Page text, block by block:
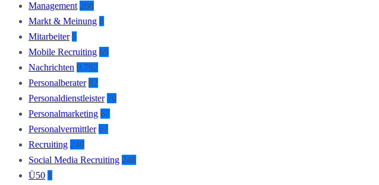
Management 268
Markt & Meinung 8
Mitarbeiter 5
Mobile Recruiting 69
Nachrichten 9.792
Personalberater 82
Personaldienstleister 70
Personalmarketing 67
Personalvermittler 67
Recruiting 240
Social Media Recruiting 248
Ü50 1